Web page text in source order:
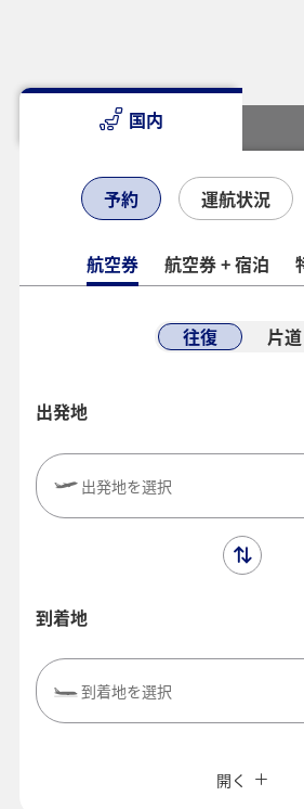
国内
予約 運航状況
航空券 航空券 + 宿泊
往復 片道
出発地
出発地を選択
到着地
到着地を選択
往復で異なるクラスで検索開く